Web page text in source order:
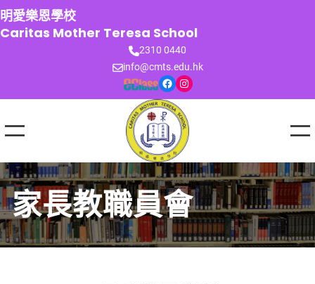
跳
至
主
明愛樂恩學校
Caritas Mother Teresa School
2310 0440
info@cmts.edu.hk
Facebook Instagram
家長教職員會